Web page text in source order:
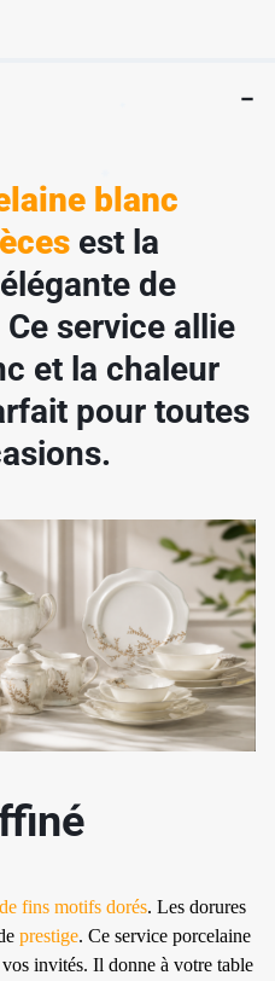
blanc
est la
de
service allie
et la chaleur
pour toutes
fins motifs dorés. Les dorures
prestige. Ce service porcelaine
invités. Il donne à votre table
✱